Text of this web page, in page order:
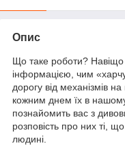
Опис
Що таке роботи? Навіщо
інформацією, чим
дорогу від механізмів
кожним днем їх в
познайомить вас з
розповість про них ті,
людині.